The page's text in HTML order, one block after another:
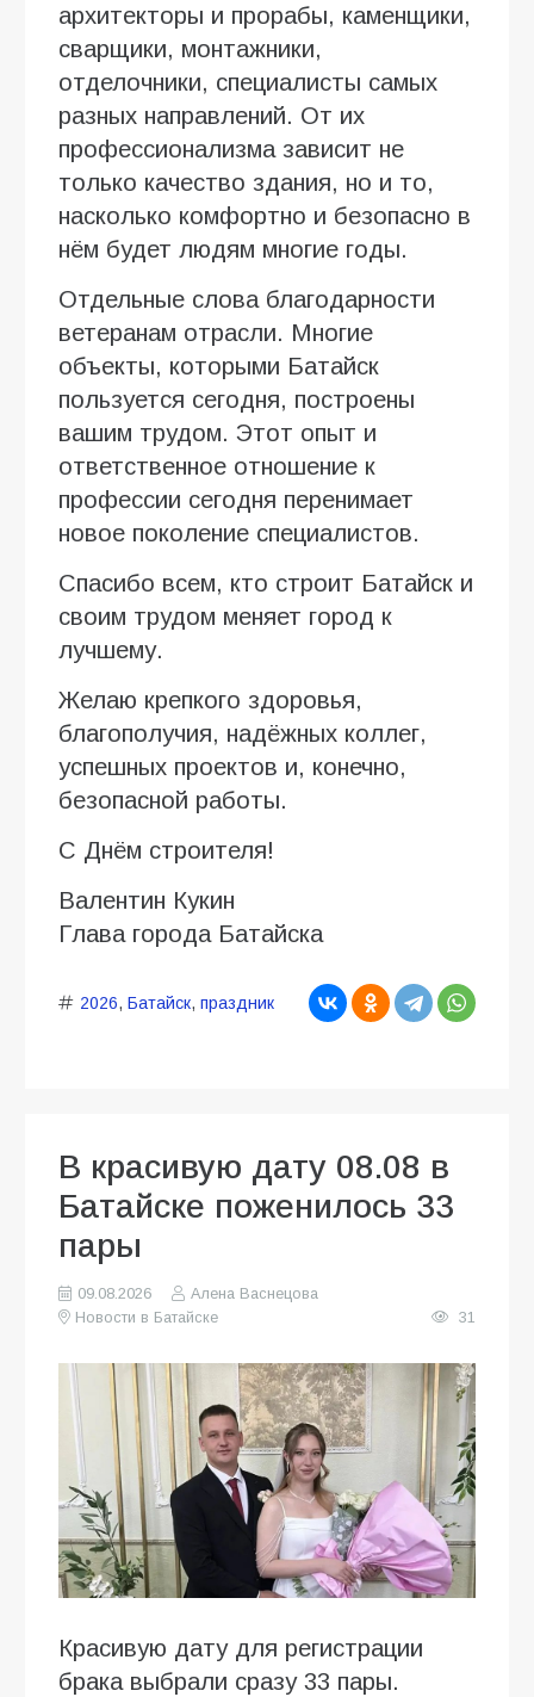
архитекторы и прорабы, каменщики,
сварщики, монтажники,
отделочники, специалисты самых
разных направлений. От их
профессионализма зависит не
только качество здания, но и то,
насколько комфортно и безопасно в
нём будет людям многие годы.
Отдельные слова благодарности
ветеранам отрасли. Многие
объекты, которыми Батайск
пользуется сегодня, построены
вашим трудом. Этот опыт и
ответственное отношение к
профессии сегодня перенимает
новое поколение специалистов.
Спасибо всем, кто строит Батайск и
своим трудом меняет город к
лучшему.
Желаю крепкого здоровья,
благополучия, надёжных коллег,
успешных проектов и, конечно,
безопасной работы.
С Днём строителя!
Валентин Кукин
Глава города Батайска
2026, Батайск, праздник
В красивую дату 08.08 в
Батайске поженилось 33
пары
09.08.2026
Алена Васнецова
Новости в Батайске
31
Красивую дату для регистрации
брака выбрали сразу 33 пары.